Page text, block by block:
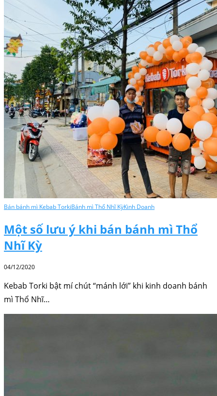
Bán bánh mì Kebab TorkiBánh mì Thổ Nhĩ KỳKinh Doanh
Một số lưu ý khi bán bánh mì Thổ
Nhĩ Kỳ
04/12/2020
Kebab Torki bật mí chút “mánh lới” khi kinh doanh bánh
mì Thổ Nhĩ…